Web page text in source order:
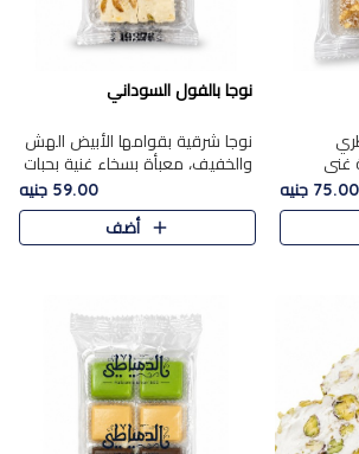
غني
مشكلة المختارة التي تقدم تضيف
75.00 جنيه
نوجا بالفول السوداني
نوجا شرقية بقوامها الأبيض الهش
والخفيف، معبأة بسخاء غنية بحبات
الفول السوداني المحمص التي
يقدم تضيف قرمشة مميزة مرضية
وتوازنًا رائعًا مع حلا..
59.00 جنيه
أضف